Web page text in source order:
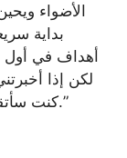
الأضواء
بداية
أهداف في أول
لكن إذا
مرمى Valley View، كنت سأتقبل ذلك على الفور.”